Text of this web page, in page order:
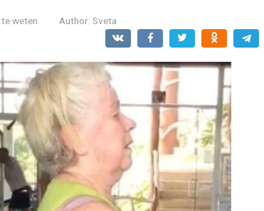
weten Author: Sveta